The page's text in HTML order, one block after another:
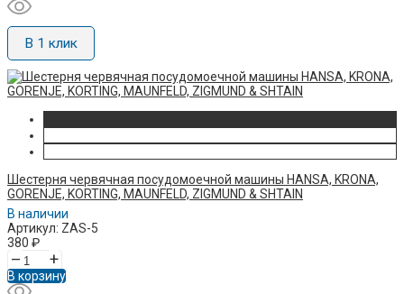
В 1 клик
Шестерня червячная посудомоечной машины HANSA, KRONA,
GORENJE, KORTING, MAUNFELD, ZIGMUND & SHTAIN
В наличии
Артикул: ZAS-5
380 ₽
– +
В корзину